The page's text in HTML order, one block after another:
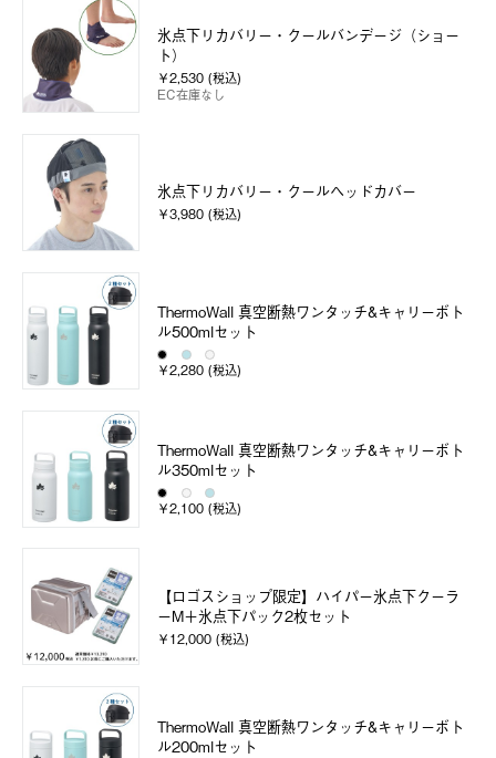
氷点下リカバリー・クールバンデージ（ショー
ト）
￥2,530 (税込)
EC在庫なし
氷点下リカバリー・クールヘッドカバー
￥3,980 (税込)
ThermoWall 真空断熱ワンタッチ&キャリーボト
ル500mlセット
￥2,280 (税込)
ThermoWall 真空断熱ワンタッチ&キャリーボト
ル350mlセット
￥2,100 (税込)
【ロゴスショップ限定】ハイパー氷点下クーラ
ーM＋氷点下パック2枚セット
￥12,000 (税込)
ThermoWall 真空断熱ワンタッチ&キャリーボト
ル200mlセット